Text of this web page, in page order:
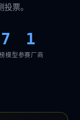
票。
7
模型
1
参赛厂商